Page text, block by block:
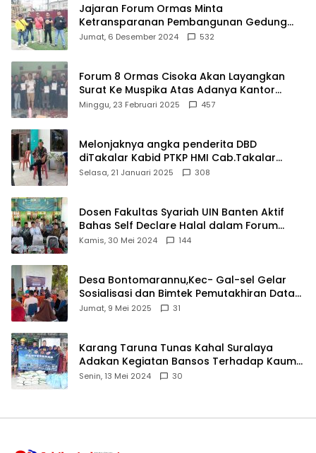
Jajaran Forum Ormas Minta
Ketransparanan Pembangunan Gedung
Damkar Di Kecamatan Cisoka
Jumat, 6 Desember 2024 532
Forum 8 Ormas Cisoka Akan Layangkan
Surat Ke Muspika Atas Adanya Kantor
Matel di Cisoka
Minggu, 23 Februari 2025 457
Melonjaknya angka penderita DBD
diTakalar Kabid PTKP HMI Cab.Takalar
angkat bicara
Selasa, 21 Januari 2025 308
Dosen Fakultas Syariah UIN Banten Aktif
Bahas Self Declare Halal dalam Forum
Ijtima Ulama MUI
Kamis, 30 Mei 2024 144
Desa Bontomarannu,Kec- Gal-sel Gelar
Sosialisasi dan Bimtek Pemutakhiran Data
ID
Jumat, 9 Mei 2025 31
Karang Taruna Tunas Kahal Suralaya
Adakan Kegiatan Bansos Terhadap Kaum
Dhuafa dan Anak Yatim-Piatu
Senin, 13 Mei 2024 30